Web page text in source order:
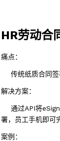
HR劳动合
痛点：
传统纸质合同签
解决方案：
通过API将
署，员工手机即可
案例：